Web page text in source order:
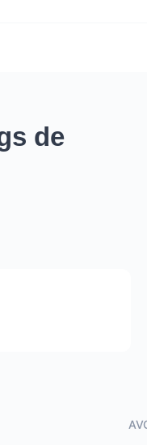
de